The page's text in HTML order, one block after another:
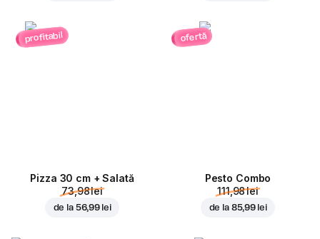
profitabil
Pizza 30 cm + Salată
73,98 lei
de la 56,99 lei
ofertă
Pesto Combo
111,98 lei
de la 85,99 lei